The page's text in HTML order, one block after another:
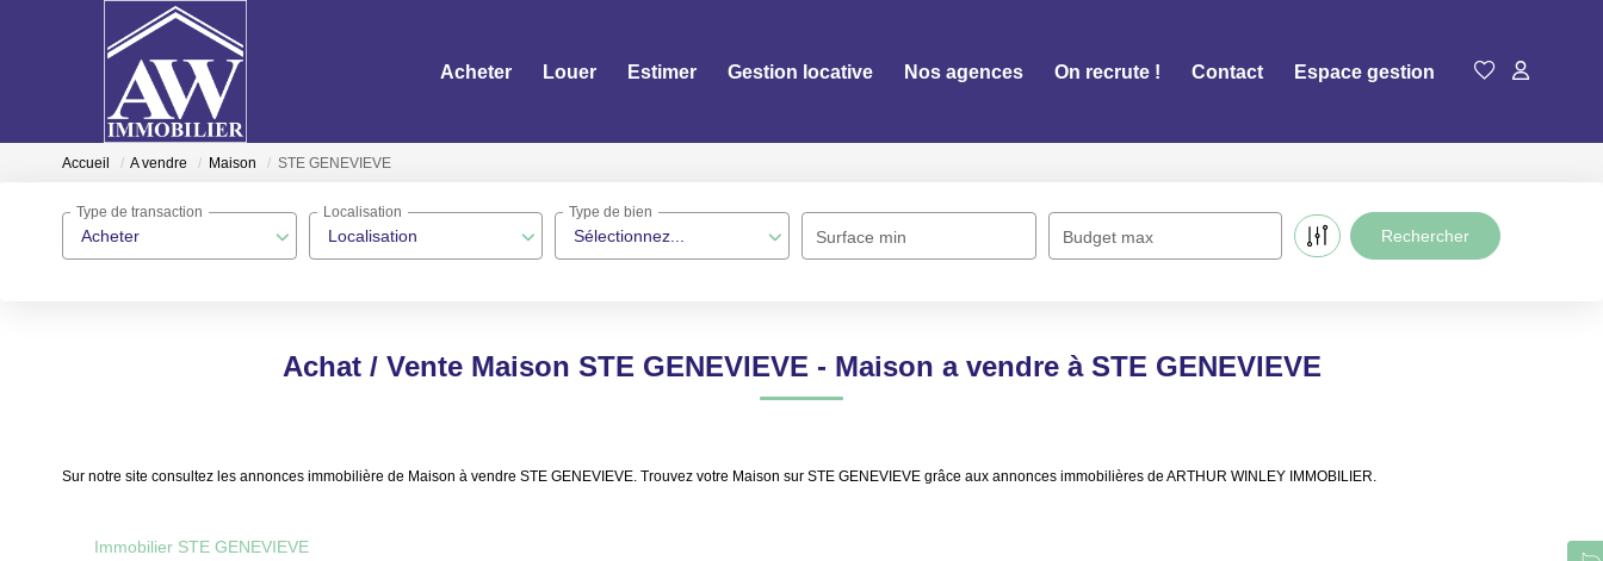
Acheter Louer Estimer Gestion locative Nos agences On recrute ! Contact Espace gestion
Accueil A vendre Maison STE GENEVIEVE
Acheter
Type de transaction
Localisation
Localisation
Sélectionnez...
Type de bien
Surface min Budget max
Achat / Vente Maison STE GENEVIEVE - Maison a vendre à STE GENEVIEVE
Sur notre site consultez les annonces immobilière de Maison à vendre STE GENEVIEVE. Trouvez votre Maison sur STE GENEVIEVE grâce aux annonces immobilières de ARTHUR WINLEY IMMOBILIER.
Immobilier STE GENEVIEVE